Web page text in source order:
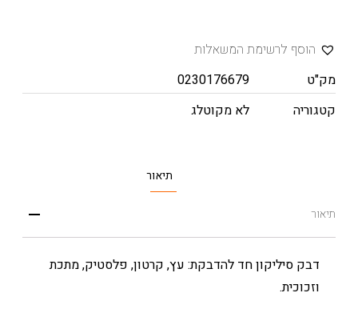
הוסף לרשימת המשאלות
מק"ט
0230176679
קטגוריה
לא מקוטלג
תיאור
תיאור
דבק סיליקון חד להדבקת: עץ, קרטון, פלסטיק, מתכת
וזכוכית.